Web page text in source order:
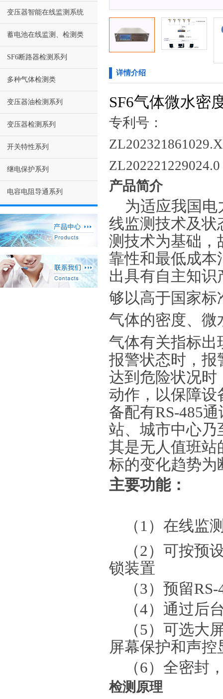
变压器智能在线监测系统
蓄电池在线监测、检测类
SF6断路器检测系列
多种气体检测类
变压器油检测系列
变压器检测系列
开关特性系列
继电保护系列
电容电阻导通系列
详情介绍
SF6气体微水密
专利号：
ZL202321861029.X
ZL202221229024.0
产品简介
为适应我国
线监测技术及状
测技术为基础，
靠性和最低成本
出具有自主知识
够以高于国家标
气体的密度、微
气体有关指标出
报警状态时，报
达到危险状况时
动作，以保障设
备配有RS-485
站、城市中心乃
其是无人值班站
标的变化趋势为
主要功能：
（1）在线监
（2）可按预
锁装置
（3）预留
（4）通过后
（5）可选大
屏幕保护和声控
（6）全密封
检测原理